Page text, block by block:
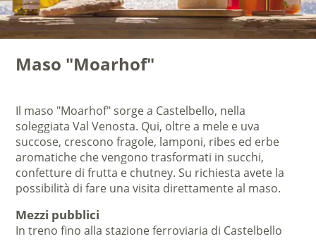
Maso "Moarhof"
Il maso "Moarhof" sorge a Castelbello, nella
soleggiata Val Venosta. Qui, oltre a mele e uva
succose, crescono fragole, lamponi, ribes ed erbe
aromatiche che vengono trasformati in succhi,
confetture di frutta e chutney. Su richiesta avete la
possibilità di fare una visita direttamente al maso.
Mezzi pubblici
In treno fino alla stazione ferroviaria di Castelbello